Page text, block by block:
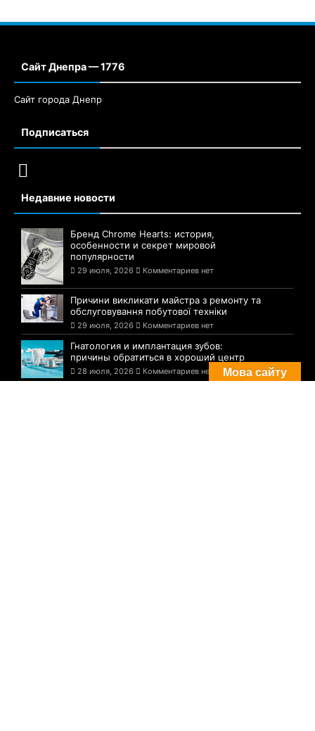
Сайт Днепра — 1776
Сайт города Днепр
Подписаться
Недавние новости
Бренд Chrome Hearts: история,
особенности и секрет мировой
популярности
29 июля, 2026 Комментариев нет
Причини викликати майстра з ремонту та
обслуговування побутової техніки
29 июля, 2026 Комментариев нет
Гнатология и имплантация зубов:
причины обратиться в хороший центр
28 июля, 2026 Комментариев нет Мова сайту